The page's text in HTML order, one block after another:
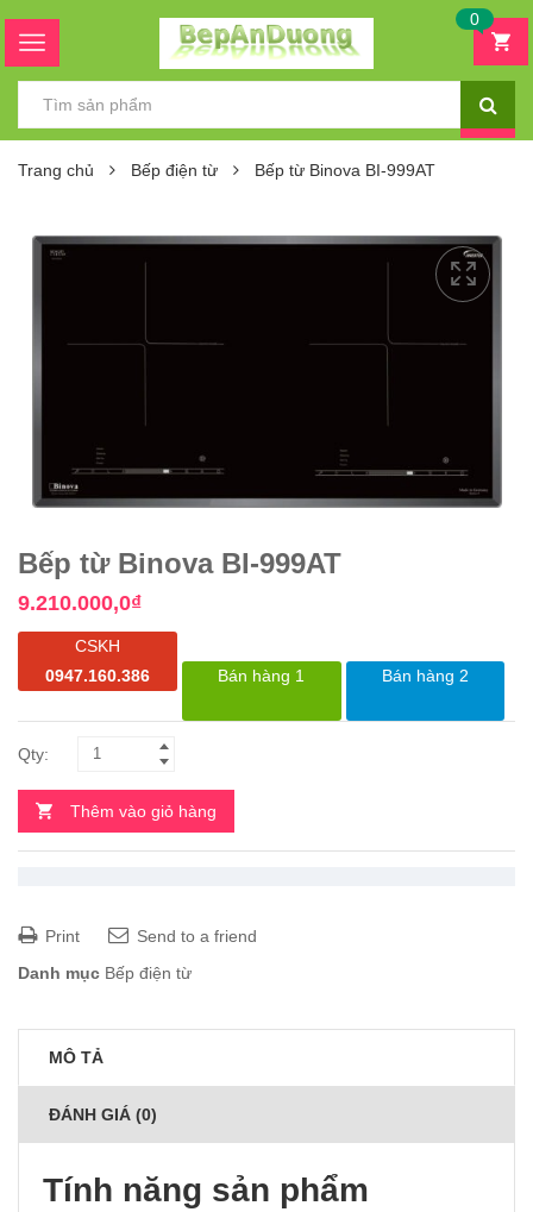
0
Trang chủ Bếp điện từ Bếp từ Binova BI-999AT
Bếp từ Binova BI-999AT
9.210.000,0₫
CSKH
0947.160.386
Bán hàng 1 Bán hàng 2
Thêm vào giỏ hàng
Print
Send to a friend
Danh mục Bếp điện từ
MÔ TẢ
ĐÁNH GIÁ (0)
Tính năng sản phẩm